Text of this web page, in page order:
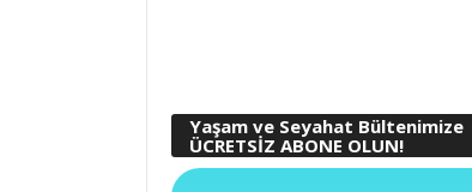
Yaşam ve Seyahat Bültenimize
ÜCRETSİZ ABONE OLUN!